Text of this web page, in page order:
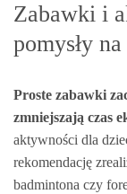
Zabawki i
pomysły
Proste zabawki
zmniejszają czas
aktywności dla
rekomendację
badmintona czy